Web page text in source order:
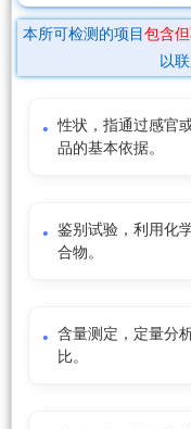
本所可检测的项目 包含
以
性状，指通过感官
品的基本依据。
鉴别试验，利用化
合物。
含量测定，定量分
比。